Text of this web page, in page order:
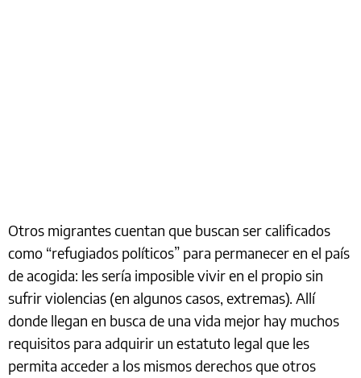
Otros migrantes cuentan que buscan ser calificados
como “refugiados políticos” para permanecer en el país
de acogida: les sería imposible vivir en el propio sin
sufrir violencias (en algunos casos, extremas). Allí
donde llegan en busca de una vida mejor hay muchos
requisitos para adquirir un estatuto legal que les
permita acceder a los mismos derechos que otros